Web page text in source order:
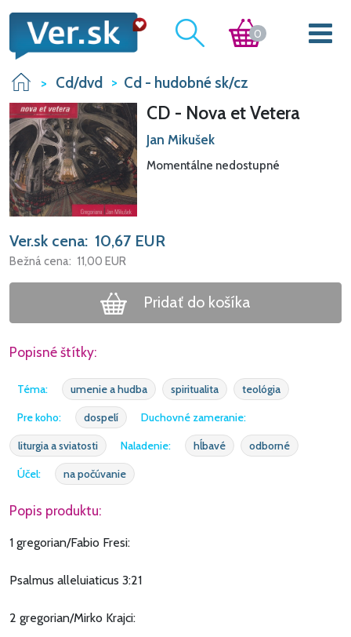
0
Cd/dvd Cd - hudobné sk/cz
CD - Nova et Vetera
Jan Mikušek
Momentálne nedostupné
Ver.sk cena: 10,67 EUR
Bežná cena: 11,00 EUR
Pridať do košíka
Popisné štítky:
Téma: umenie a hudba spiritualita
teológia
Pre koho:
dospelí
Duchovné zameranie:
liturgia a sviatosti
Naladenie: hĺbavé
odborné
Účel:
na počúvanie
Popis produktu:
1 gregorian/Fabio Fresi:
Psalmus alleluiaticus 3:21
2 gregorian/Mirko Krajci: